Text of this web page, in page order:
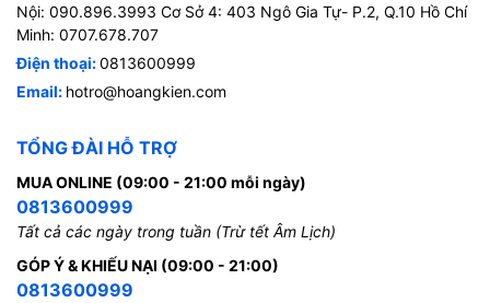
Nội: 090.896.3993 Cơ Sở 4: 403 Ngô Gia Tự- P.2, Q.10 Hồ Chí
Minh: 0707.678.707
Điện thoại:0813600999
Email: hotro@hoangkien.com
TỔNG ĐÀI HỖ TRỢ
MUA ONLINE (09:00 - 21:00 mỗi ngày)
0813600999
Tất cả các ngày trong tuần (Trừ tết Âm Lịch)
GÓP Ý & KHIẾU NẠI (09:00 - 21:00)
0813600999